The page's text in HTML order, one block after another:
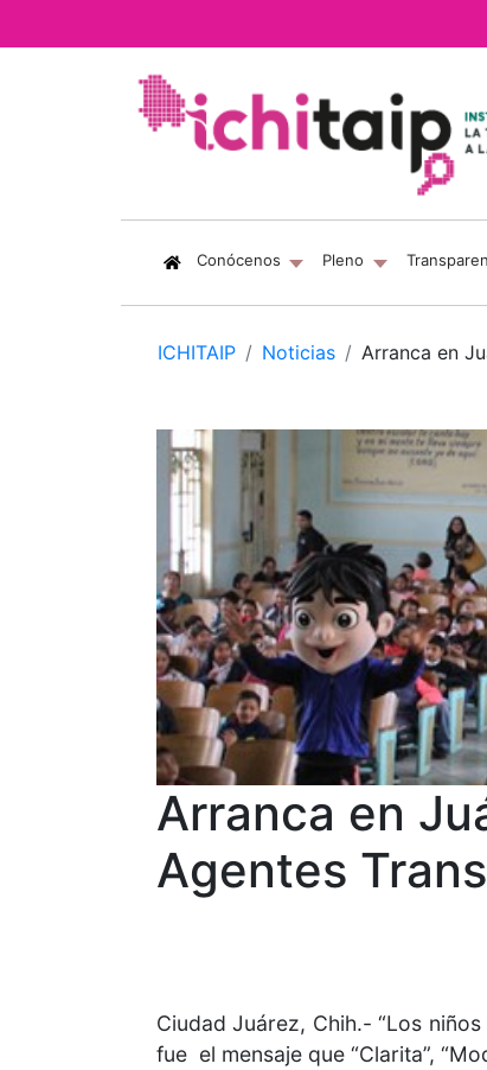
Conócenos (current)
Pleno
ICHITAIP Noticias Arranca en
Arranca en
Agentes
Ciudad Juárez, Chih.- “Los
fue el mensaje que “Clarita”,